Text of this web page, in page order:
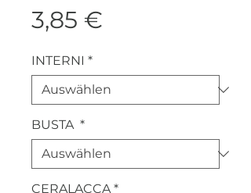
3,85 €
INTERNI *
BUSTA *
CERALACCA *